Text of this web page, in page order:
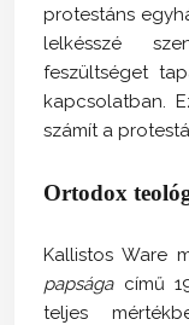
protestáns
lelkésszé
feszültséget
kapcsolatban.
számít a
Ortodox
Kallistos Ware
papságacímű
teljes